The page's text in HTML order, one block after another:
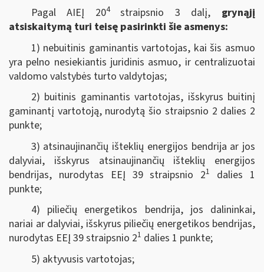
Pagal AIEĮ 204 straipsnio 3 dalį, grynąjį
atsiskaitymą turi teisę pasirinkti šie asmenys:
1) nebuitinis gaminantis vartotojas, kai šis asmuo
yra pelno nesiekiantis juridinis asmuo, ir centralizuotai
valdomo valstybės turto valdytojas;
2) buitinis gaminantis vartotojas, išskyrus buitinį
gaminantį vartotoją, nurodytą šio straipsnio 2 dalies 2
punkte;
3) atsinaujinančių išteklių energijos bendrija ar jos
dalyviai, išskyrus atsinaujinančių išteklių energijos
bendrijas, nurodytas EEĮ 39 straipsnio 21
dalies 1
punkte;
4) piliečių energetikos bendrija, jos dalininkai,
nariai ar dalyviai, išskyrus piliečių energetikos bendrijas,
nurodytas EEĮ 39 straipsnio 21 dalies 1 punkte;
5) aktyvusis vartotojas;